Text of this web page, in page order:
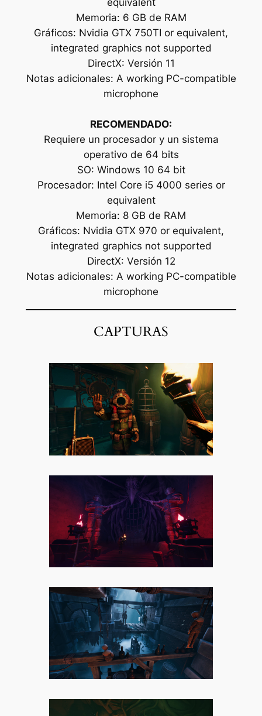
equivalent
Memoria: 6 GB de RAM
Gráficos: Nvidia GTX 750TI or equivalent,
integrated graphics not supported
DirectX: Versión 11
Notas adicionales: A working PC-compatible
microphone
RECOMENDADO:
Requiere un procesador y un sistema
operativo de 64 bits
SO: Windows 10 64 bit
Procesador: Intel Core i5 4000 series or
equivalent
Memoria: 8 GB de RAM
Gráficos: Nvidia GTX 970 or equivalent,
integrated graphics not supported
DirectX: Versión 12
Notas adicionales: A working PC-compatible
microphone
CAPTURAS